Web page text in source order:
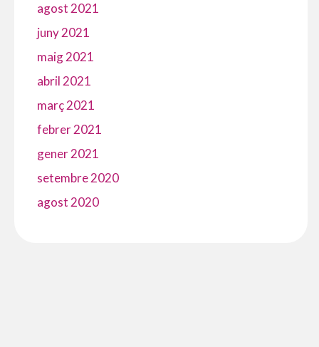
agost 2021
juny 2021
maig 2021
abril 2021
març 2021
febrer 2021
gener 2021
setembre 2020
agost 2020